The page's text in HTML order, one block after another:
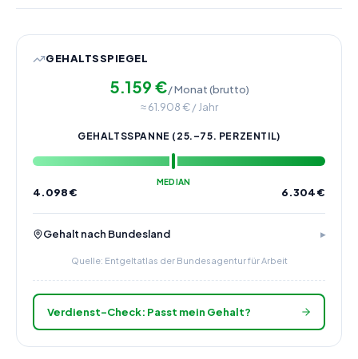
GEHALTSSPIEGEL
5.159 €/ Monat (brutto)
≈61.908€ / Jahr
GEHALTSSPANNE (25.–75. PERZENTIL)
MEDIAN
4.098€ 6.304€
Gehalt nach Bundesland
Quelle: Entgeltatlas der Bundesagentur für Arbeit
Verdienst-Check: Passt mein Gehalt?